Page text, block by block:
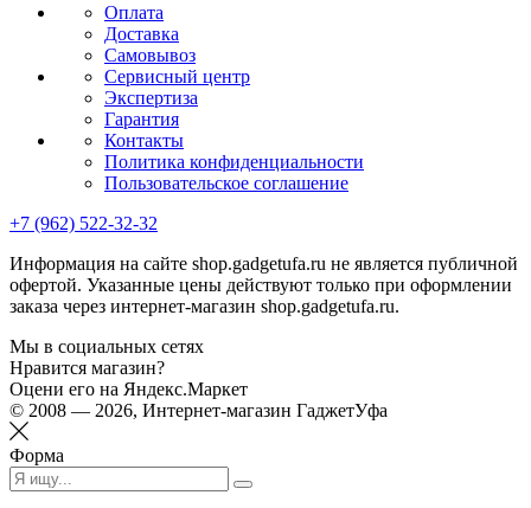
Оплата
Доставка
Самовывоз
Сервисный центр
Экспертиза
Гарантия
Контакты
Политика конфиденциальности
Пользовательское соглашение
+7 (962) 522-32-32
Информация на сайте shop.gadgetufa.ru не является публичной
офертой. Указанные цены действуют только при оформлении
заказа через интернет-магазин shop.gadgetufa.ru.
Мы в социальных сетях
Нравится магазин?
Оцени его на Яндекс.Маркет
© 2008 — 2026, Интернет-магазин ГаджетУфа
Форма